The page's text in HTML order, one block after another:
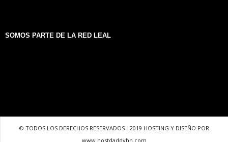
SOMOS PARTE DE LA RED LEAL
© TODOS LOS DERECHOS RESERVADOS - 2019 HOSTING Y DISEÑO POR
www.hostdaddyhn.com